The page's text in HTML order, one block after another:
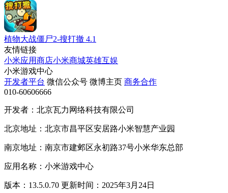
植物大战僵尸2-搜打撤 4.1
友情链接
小米应用商店小米商城英雄互娱
小米游戏中心
开发者平台 微信公众号 微博主页 商务合作
010-60606666
开发者：北京瓦力网络科技有限公司
北京地址：北京市昌平区安居路小米智慧产业园
南京地址：南京市建邺区永初路37号小米华东总部
应用名称：小米游戏中心
版本：13.5.0.70 更新时间：2025年3月24日